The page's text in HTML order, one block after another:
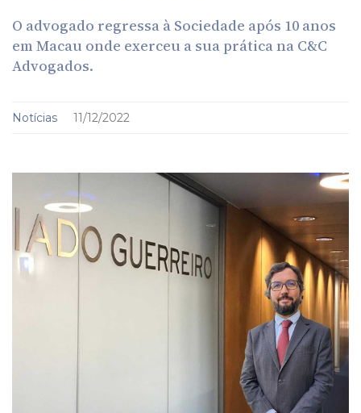
O advogado regressa à Sociedade após 10 anos
em Macau onde exerceu a sua prática na C&C
Advogados.
Notícias 11/12/2022